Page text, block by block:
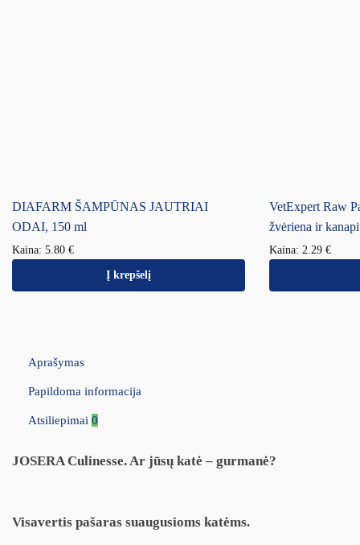
DIAFARM ŠAMPŪNAS JAUTRIAI
ODAI, 150 ml
Kaina: 5.80 €
Į krepšelį
VetExpert Raw
žvėriena ir
Kaina: 2.29 €
Aprašymas
Papildoma informacija
Atsiliepimai 0
JOSERA Culinesse. Ar jūsų katė – gurmanė?
Visavertis pašaras suaugusioms katėms.